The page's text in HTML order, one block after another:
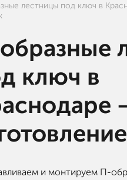
лестницы под ключ в
ключ в
и монтируем П-